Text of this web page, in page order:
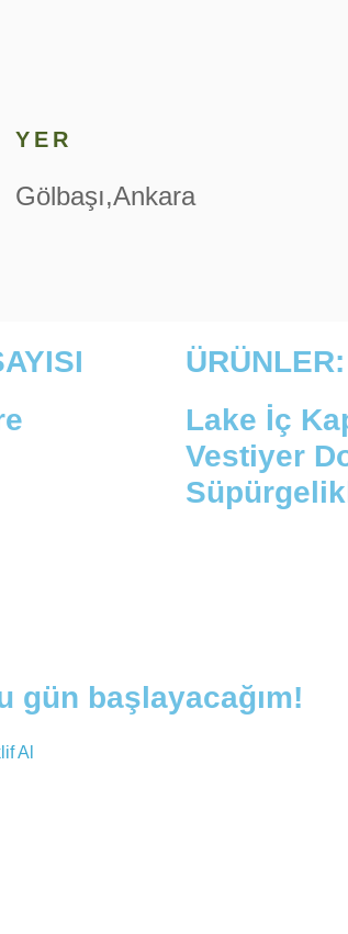
YER
Gölbaşı,Ankara
ÜRÜNLER:
Lake İç
Vestiyer
gün başlayacağım!
Al